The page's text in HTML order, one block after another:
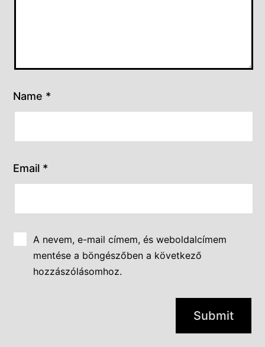
Name *
Email *
A nevem, e-mail címem, és weboldalcímem
mentése a böngészőben a következő
hozzászólásomhoz.